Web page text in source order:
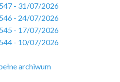
- 31/07/2026
- 24/07/2026
- 17/07/2026
- 10/07/2026
archiwum